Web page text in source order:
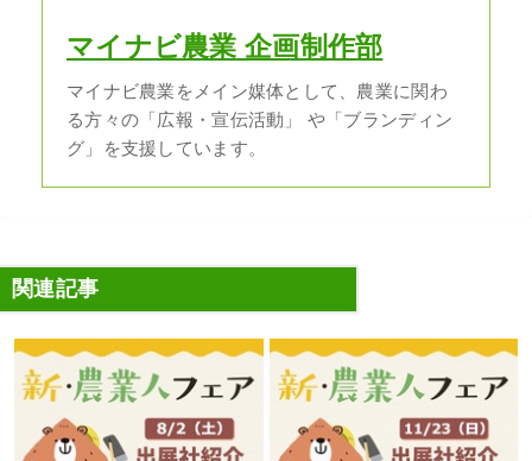
マイナビ農業 企画制作部
マイナビ農業をメイン媒体として、農業に関わ
る方々の「広報・宣伝活動」 や「ブランディン
グ」を支援しています。
関連記事